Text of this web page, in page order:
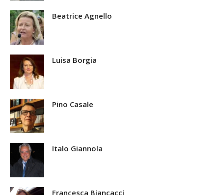
Beatrice Agnello
Luisa Borgia
Pino Casale
Italo Giannola
Francesca Biancacci